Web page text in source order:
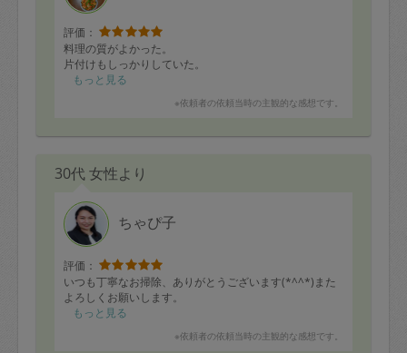
評価：
料理の質がよかった。
片付けもしっかりしていた。
もっと見る
※依頼者の依頼当時の主観的な感想です。
30代 女性より
ちゃぴ子
評価：
いつも丁寧なお掃除、ありがとうございます(*^^*)また
よろしくお願いします。
もっと見る
※依頼者の依頼当時の主観的な感想です。